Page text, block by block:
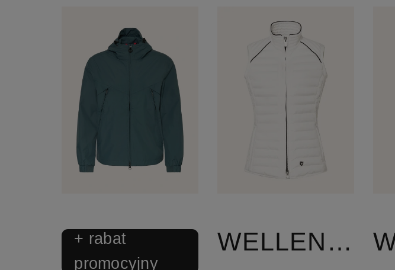
+ rabat
promocyjny
WELLENSTEYN